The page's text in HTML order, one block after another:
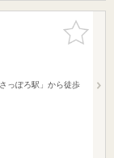
お気に入
りに追加
っぽろ駅」から徒歩